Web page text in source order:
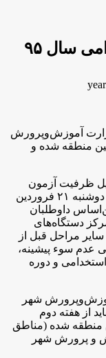
سال ۹۵
شدگان آزمون استخدامی سال ۹۵ وزارت آموزش‌وپرورش
منطقه شده و
ظرفیت آزمون
استخدامی وزارت آموزش و پرورش شامگاه دوشنبه ۲۱ فروردین
داوطلبان
دستگاه‌های
مراحل قبل از
عدم سوء پیشینه،
و دوره
شهر
از هفته دوم
تا ۱۵ اردیبهشت ۹۶) تعیین منطقه شده (مناطق
و پرورش شهر